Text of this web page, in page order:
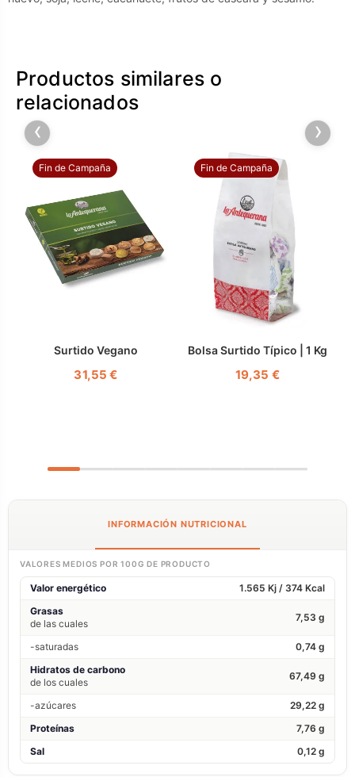
Productos similares o
relacionados
Fin de Campaña
Surtido Vegano
31,55 €
Fin de Campaña
Bolsa Surtido Típico | 1 Kg
19,35 €
‹ ›
INFORMACIÓN NUTRICIONAL
VALORES MEDIOS POR 100G DE PRODUCTO
Valor energético
1.565 Kj / 374 Kcal
Grasas
de las cuales
7,53 g
-saturadas
0,74 g
Hidratos de carbono
de los cuales
67,49 g
-azúcares
29,22 g
Proteínas
7,76 g
Sal
0,12 g